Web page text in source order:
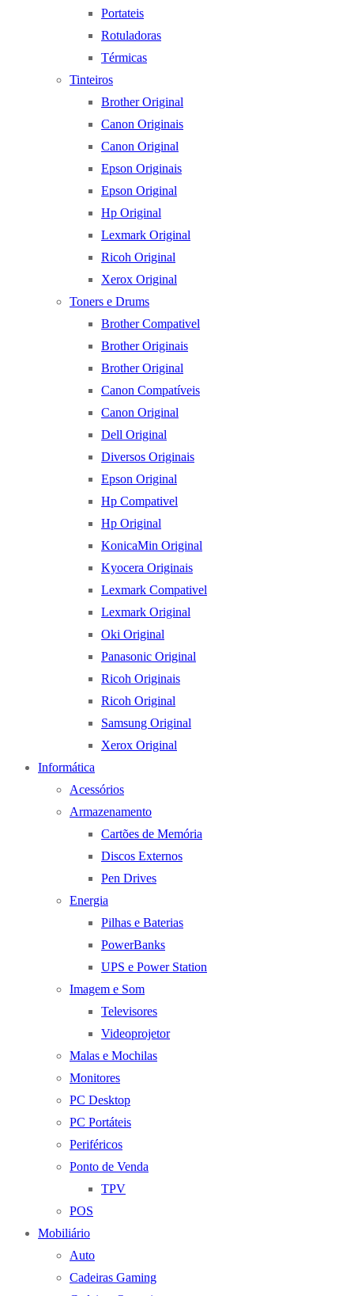
Portateis
Rotuladoras
Térmicas
Tinteiros
Brother Original
Canon Originais
Canon Original
Epson Originais
Epson Original
Hp Original
Lexmark Original
Ricoh Original
Xerox Original
Toners e Drums
Brother Compativel
Brother Originais
Brother Original
Canon Compatíveis
Canon Original
Dell Original
Diversos Originais
Epson Original
Hp Compativel
Hp Original
KonicaMin Original
Kyocera Originais
Lexmark Compativel
Lexmark Original
Oki Original
Panasonic Original
Ricoh Originais
Ricoh Original
Samsung Original
Xerox Original
Informática
Acessórios
Armazenamento
Cartões de Memória
Discos Externos
Pen Drives
Energia
Pilhas e Baterias
PowerBanks
UPS e Power Station
Imagem e Som
Televisores
Videoprojetor
Malas e Mochilas
Monitores
PC Desktop
PC Portáteis
Periféricos
Ponto de Venda
TPV
POS
Mobiliário
Auto
Cadeiras Gaming